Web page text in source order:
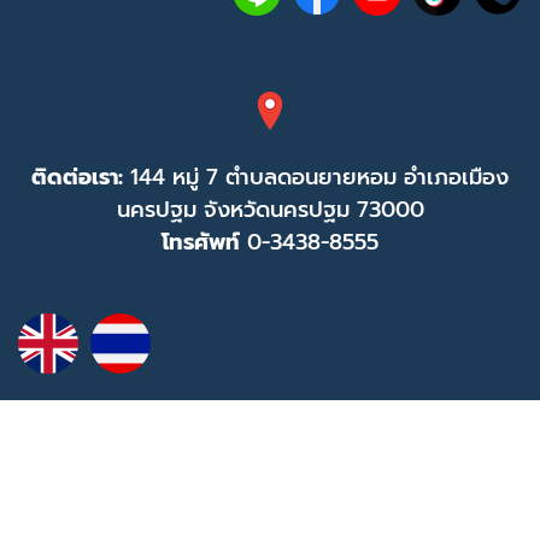
ติดต่อเรา: 144 หมู่ 7 ตำบลดอนยายหอม อำเภอเมือง
นครปฐม จังหวัดนครปฐม 73000
โทรศัพท์ 0-3438-8555